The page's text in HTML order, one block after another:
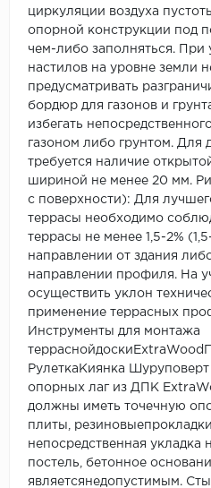
циркуляции воздуха
опорной конструкции под
чем-либо заполняться. При
настилов на уровне земли
предусматривать
бордюр для газонов и
избегать
газоном либо грунтом. Для
требуется наличие
шириной не менее 20 мм.
с поверхности): Для
террасы необходимо
террасы не менее 1,5-2%
направлении от здания
направлении профиля. На
осуществить уклон
применение террасных
Инструменты для монтажа
РулеткаКиянка
опорных лаг из ДПК
должны иметь точечную
плиты,
непосредственная укладка
постель, бетонное
являетсянедопустимым.